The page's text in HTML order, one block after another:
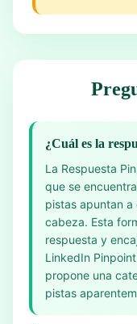
¿Cuál es la
La Respuesta
que se
pistas apuntan a
cabeza. Esta
respuesta y
LinkedIn
propone una
pistas